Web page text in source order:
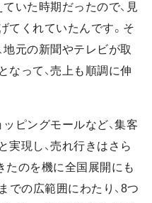
いた時期だったので、見
てくれていたんです。そ
地元の新聞やテレビが取
なって、売上も順調に伸
ピングモールなど、集客
実現し、売れ行きはさら
たのを機に全国展開にも
での広範囲にわたり、8つ